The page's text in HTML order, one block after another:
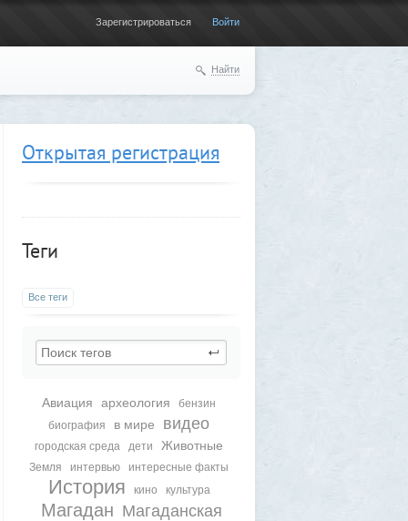
Зарегистрироваться Войти
Найти
Открытая регистрация
Теги
Все теги
Авиация археология
бензин
биография
в мире видео
городская среда дети Животные
Земля интервью интересные факты
История кино культура
Магадан Магаданская